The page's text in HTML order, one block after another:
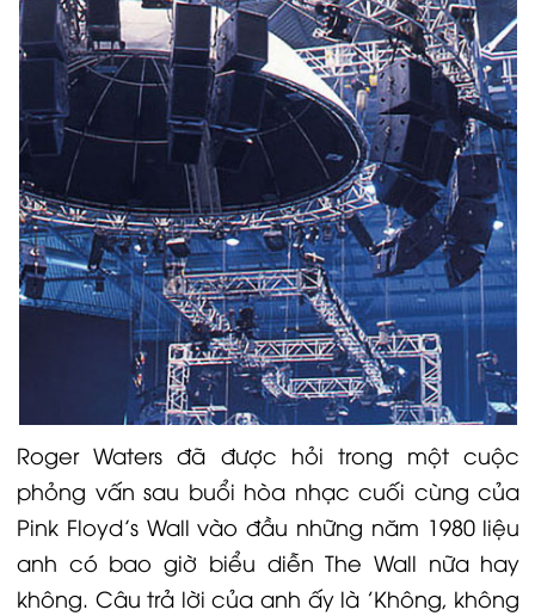
Roger Waters đã được hỏi trong một cuộc
phỏng vấn sau buổi hòa nhạc cuối cùng của
Pink Floyd’s Wall vào đầu những năm 1980 liệu
anh có bao giờ biểu diễn The Wall nữa hay
không. Câu trả lời của anh ấy là 'Không, không